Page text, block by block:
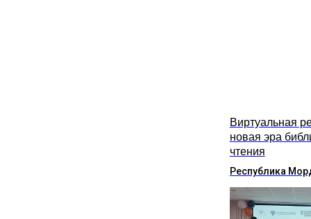
Виртуальная
новая эра
чтения
Республика